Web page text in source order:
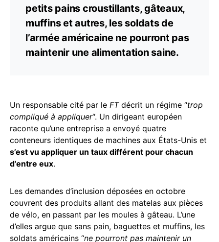
petits pains croustillants, gâteaux,
muffins et autres, les soldats de
l’armée américaine ne pourront pas
maintenir une alimentation saine.
Un responsable cité par le FTdécrit un régime “trop
compliqué à appliquer“. Un dirigeant européen
raconte qu’une entreprise a envoyé quatre
conteneurs identiques de machines aux États-Unis et
s’est vu appliquer un taux différent pour chacun
d’entre eux.
Les demandes d’inclusion déposées en octobre
couvrent des produits allant des matelas aux pièces
de vélo, en passant par les moules à gâteau. L’une
d’elles argue que sans pain, baguettes et muffins, les
soldats américains “ne pourront pas maintenir un